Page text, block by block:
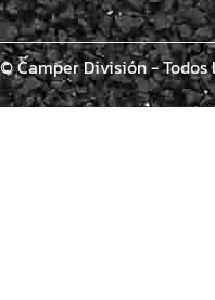
© Camper División - Todos